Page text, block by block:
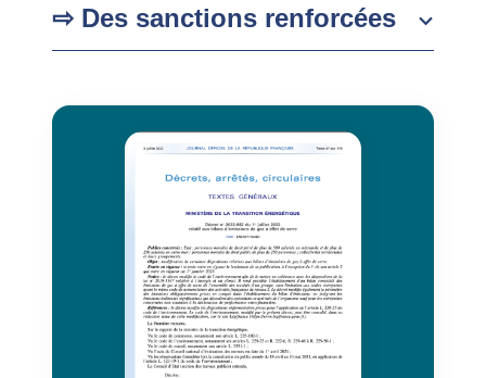
⇨ Des sanctions renforcées